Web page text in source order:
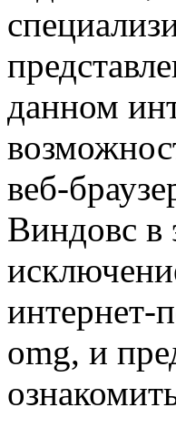
данном
веб-
Виндовс в
интернет-
omg, и